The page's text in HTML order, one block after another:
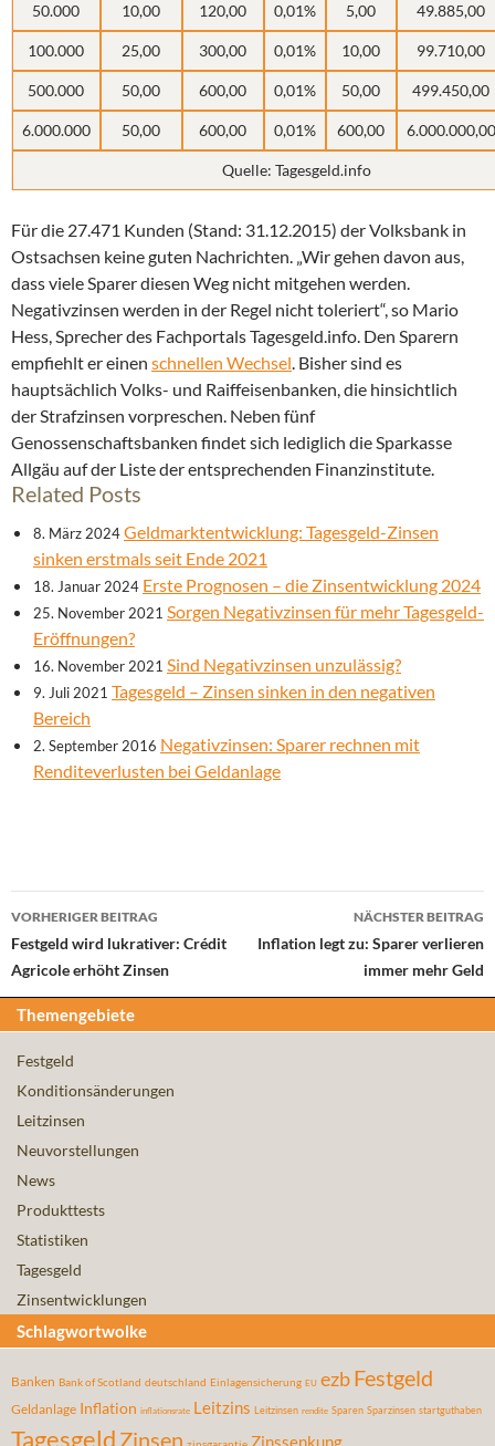
50.000 10,00 120,00 0,01% 5,00 49.885,00
100.000 25,00 300,00 0,01% 10,00 99.710,00
500.000 50,00 600,00 0,01% 50,00 499.450,00
6.000.000 50,00 600,00 0,01% 600,00 6.000.000,00
Quelle: Tagesgeld.info
Für die 27.471 Kunden (Stand: 31.12.2015) der Volksbank in
Ostsachsen keine guten Nachrichten. „Wir gehen davon aus,
dass viele Sparer diesen Weg nicht mitgehen werden.
Negativzinsen werden in der Regel nicht toleriert“, so Mario
Hess, Sprecher des Fachportals Tagesgeld.info. Den Sparern
empfiehlt er einen schnellen Wechsel. Bisher sind es
hauptsächlich Volks- und Raiffeisenbanken, die hinsichtlich
der Strafzinsen vorpreschen. Neben fünf
Genossenschaftsbanken findet sich lediglich die Sparkasse
Allgäu auf der Liste der entsprechenden Finanzinstitute.
Related Posts
8. März 2024Geldmarktentwicklung: Tagesgeld-Zinsen
sinken erstmals seit Ende 2021
18. Januar 2024 Erste Prognosen – die Zinsentwicklung 2024
25. November 2021 Sorgen Negativzinsen für mehr Tagesgeld-
Eröffnungen?
16. November 2021 Sind Negativzinsen unzulässig?
9. Juli 2021 Tagesgeld – Zinsen sinken in den negativen
Bereich
2. September 2016 Negativzinsen: Sparer rechnen mit
Renditeverlusten bei Geldanlage
Beitrags-
Navigation
VORHERIGER BEITRAG
Festgeld wird lukrativer: Crédit
Agricole erhöht Zinsen
NÄCHSTER BEITRAG
Inflation legt zu: Sparer verlieren
immer mehr Geld
Themengebiete
Festgeld
Konditionsänderungen
Leitzinsen
Neuvorstellungen
News
Produkttests
Statistiken
Tagesgeld
Zinsentwicklungen
Schlagwortwolke
Banken Bank of Scotland deutschland Einlagensicherung EU ezbFestgeld
Geldanlage Inflation inflationsrate Leitzins Leitzinsen rendite Sparen Sparzinsen startguthaben
Tagesgeld Zinsen